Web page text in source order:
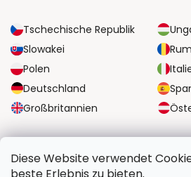
Diese Website verwendet
Tschechische Republik
Slowakei
Polen
Deutschland
Großbritannien